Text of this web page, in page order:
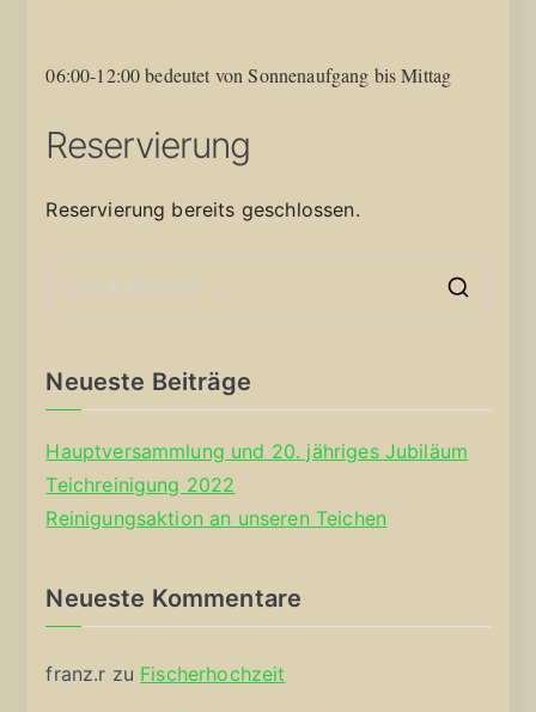
06:00-12:00 bedeutet von Sonnenaufgang bis Mittag
Reservierung
Reservierung bereits geschlossen.
Neueste Beiträge
Hauptversammlung und 20. jähriges Jubiläum
Teichreinigung 2022
Reinigungsaktion an unseren Teichen
Neueste Kommentare
franz.r zu Fischerhochzeit